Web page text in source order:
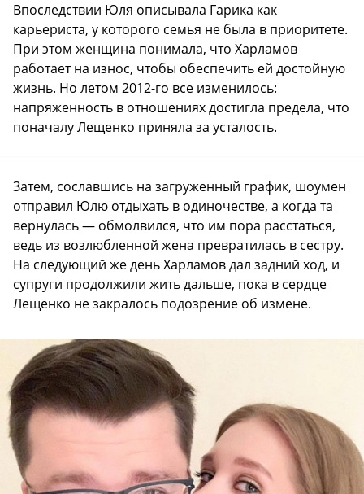
Впоследствии Юля описывала Гарика как
карьериста, у которого семья не была в приоритете.
При этом женщина понимала, что Харламов
работает на износ, чтобы обеспечить ей достойную
жизнь. Но летом 2012-го все изменилось:
напряженность в отношениях достигла предела, что
поначалу Лещенко приняла за усталость.
Затем, сославшись на загруженный график, шоумен
отправил Юлю отдыхать в одиночестве, а когда та
вернулась — обмолвился, что им пора расстаться,
ведь из возлюбленной жена превратилась в сестру.
На следующий же день Харламов дал задний ход, и
супруги продолжили жить дальше, пока в сердце
Лещенко не закралось подозрение об измене.